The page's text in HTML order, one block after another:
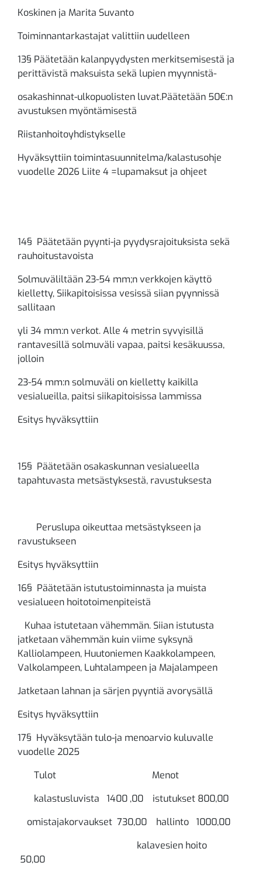
Koskinen ja Marita Suvanto
Toiminnantarkastajat valittiin uudelleen
13§ Päätetään kalanpyydysten merkitsemisestä ja
perittävistä maksuista sekä lupien myynnistä-
osakashinnat-ulkopuolisten luvat.Päätetään 50€:n
avustuksen myöntämisestä
Riistanhoitoyhdistykselle
Hyväksyttiin toimintasuunnitelma/kalastusohje
vuodelle 2026 Liite 4 =lupamaksut ja ohjeet
14§ Päätetään pyynti-ja pyydysrajoituksista sekä
rauhoitustavoista
Solmuväliltään 23-54 mm;n verkkojen käyttö
kielletty, Siikapitoisissa vesissä siian pyynnissä
sallitaan
yli 34 mm:n verkot. Alle 4 metrin syvyisillä
rantavesillä solmuväli vapaa, paitsi kesäkuussa,
jolloin
23-54 mm:n solmuväli on kielletty kaikilla
vesialueilla, paitsi siikapitoisissa lammissa
Esitys hyväksyttiin
15§ Päätetään osakaskunnan vesialueella
tapahtuvasta metsästyksestä, ravustuksesta
Peruslupa oikeuttaa metsästykseen ja
ravustukseen
Esitys hyväksyttiin
16§ Päätetään istutustoiminnasta ja muista
vesialueen hoitotoimenpiteistä
Kuhaa istutetaan vähemmän. Siian istutusta
jatketaan vähemmän kuin viime syksynä
Kalliolampeen, Huutoniemen Kaakkolampeen,
Valkolampeen, Luhtalampeen ja Majalampeen
Jatketaan lahnan ja särjen pyyntiä avorysällä
Esitys hyväksyttiin
17§ Hyväksytään tulo-ja menoarvio kuluvalle
vuodelle 2025
Tulot Menot
kalastusluvista 1400 ,00 istutukset 800,00
omistajakorvaukset 730,00 hallinto 1000,00
kalavesien hoito
50,00